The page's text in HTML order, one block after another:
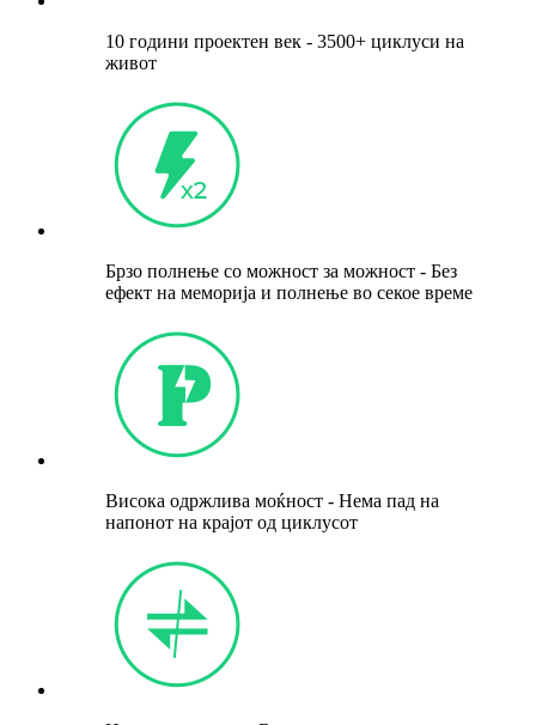
10 години проектен век - 3500+ циклуси на
живот
Брзо полнење со можност за можност - Без
ефект на меморија и полнење во секое време
Висока одржлива моќност - Нема пад на
напонот на крајот од циклусот